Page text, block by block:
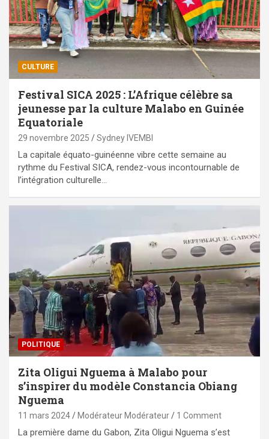
CULTURE
Festival SICA 2025 : L’Afrique célèbre sa
jeunesse par la culture Malabo en Guinée
Equatoriale
29 novembre 2025 Sydney IVEMBI
La capitale équato-guinéenne vibre cette semaine au
rythme du Festival SICA, rendez-vous incontournable de
l’intégration culturelle…
POLITIQUE
Zita Oligui Nguema à Malabo pour
s’inspirer du modèle Constancia Obiang
Nguema
11 mars 2024 Modérateur Modérateur 1 Comment
La première dame du Gabon, Zita Oligui Nguema s’est